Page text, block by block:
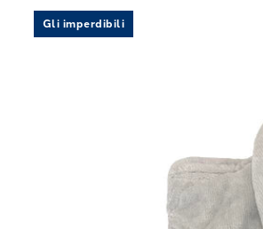
Gli imperdibili